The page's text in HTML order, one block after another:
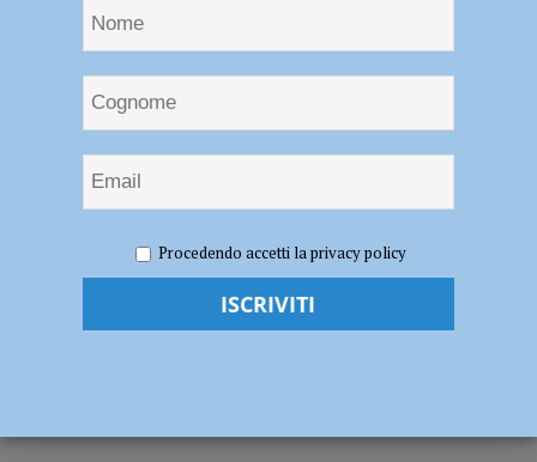
terza edizione a Piacenza il 16 e 17 marzo apre le porte alla primavera
– AUDIO
Creare, la terza edizione a Piacenza il 16
Procedendo accetti la privacy policy